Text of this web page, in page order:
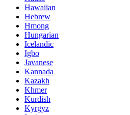
Hawaiian
Hebrew
Hmong
Hungarian
Icelandic
Igbo
Javanese
Kannada
Kazakh
Khmer
Kurdish
Kyrgyz